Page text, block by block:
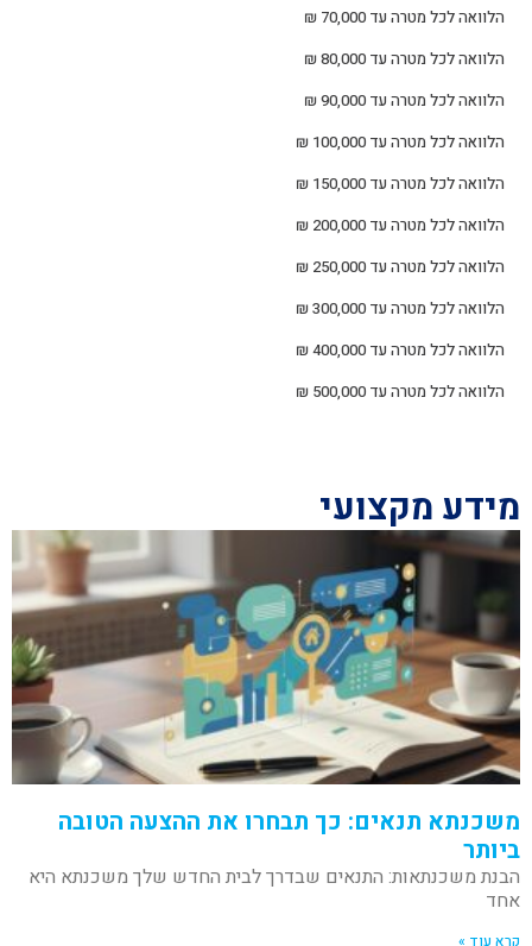
הלוואה לכל מטרה עד 70,000 ₪
הלוואה לכל מטרה עד 80,000 ₪
הלוואה לכל מטרה עד 90,000 ₪
הלוואה לכל מטרה עד 100,000 ₪
הלוואה לכל מטרה עד 150,000 ₪
הלוואה לכל מטרה עד 200,000 ₪
הלוואה לכל מטרה עד 250,000 ₪
הלוואה לכל מטרה עד 300,000 ₪
הלוואה לכל מטרה עד 400,000 ₪
הלוואה לכל מטרה עד 500,000 ₪
מידע מקצועי
משכנתא תנאים: כך תבחרו את ההצעה הטובה
ביותר
הבנת משכנתאות: התנאים שבדרך לבית החדש שלך משכנתא היא
אחד
קרא עוד »